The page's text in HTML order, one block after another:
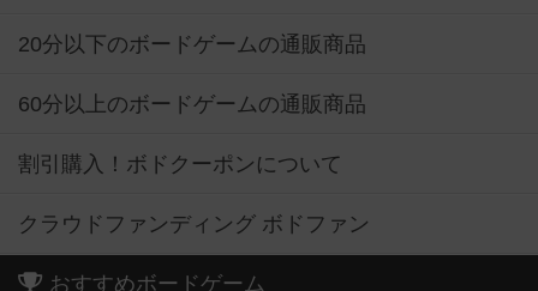
20分以下のボードゲームの通販商品
60分以上のボードゲームの通販商品
割引購入！ボドクーポンについて
クラウドファンディング ボドファン
おすすめボードゲーム